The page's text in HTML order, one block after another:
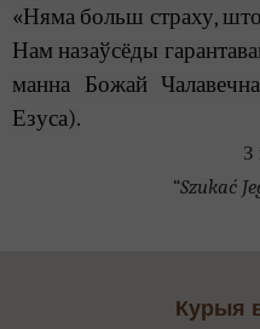
«Няма больш страху,
Нам назаўсёды
манна Божай Ч
Езуса).
З
“Szukać
Курыя